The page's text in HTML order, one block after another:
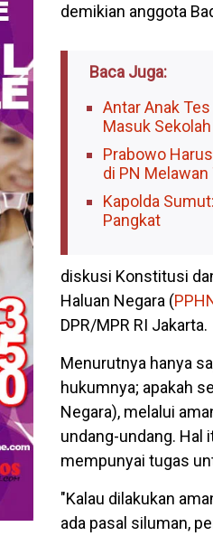
demikian anggota
Baca Juga:
Antar Anak
Masuk
Prabowo
di PN
Kapolda
Pangkat
diskusi Konstitusi
Haluan Negara (
DPR/MPR RI Jakarta.
Menurutnya hanya
hukumnya; apakah
Negara), melalui
undang-undang. Hal
mempunyai tugas
"Kalau dilakukan
ada pasal siluman,